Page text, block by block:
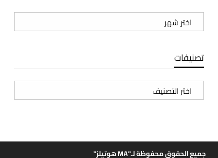
الأرشيف
تصنيفات
تصنيفات
جميع الحقوق محفوظة لـ"MA هوتيلز"